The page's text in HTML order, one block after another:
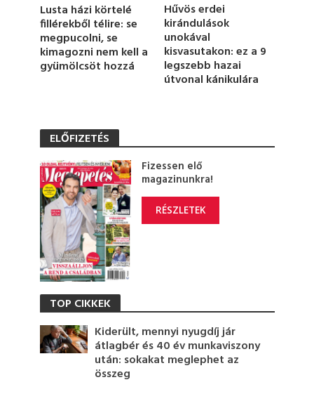
Lusta házi körtelé
fillérekből télire: se
megpucolni, se
kimagozni nem kell a
gyümölcsöt hozzá
Hűvös erdei
kirándulások
unokával
kisvasutakon: ez a 9
legszebb hazai
útvonal kánikulára
ELŐFIZETÉS
Fizessen elő
magazinunkra!
RÉSZLETEK
TOP CIKKEK
Kiderült, mennyi nyugdíj jár
átlagbér és 40 év munkaviszony
után: sokakat meglephet az
összeg